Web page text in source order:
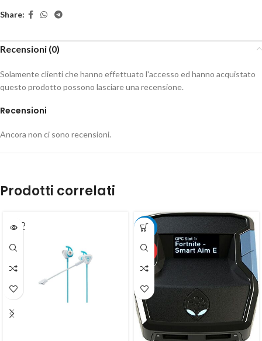
Share:
Recensioni (0)
Recensioni
Ancora non ci sono recensioni.
Solamente clienti che hanno effettuato l'accesso ed hanno acquistato
questo prodotto possono lasciare una recensione.
Prodotti correlati
SOLD
OUT
-26%
HOT